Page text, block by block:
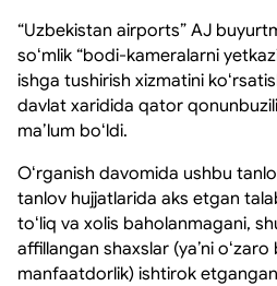
“Uzbekistan airports” AJ
soʻmlik “bodi-kameralarni
ishga tushirish xizmatini
davlat xaridida qator
maʼlum boʻldi.
Oʻrganish davomida ushbu
tanlov hujjatlarida aks etgan
toʻliq va xolis baholanmagani,
affillangan shaxslar (yaʼni oʻzaro
manfaatdorlik) ishtirok